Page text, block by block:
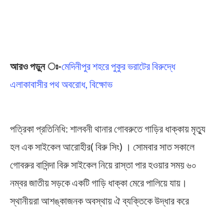
আরও পড়ুন ঃ-মেদিনীপুর শহরে পুকুর ভরাটের বিরুদ্ধে
এলাকাবাসীর পথ অবরোধ, বিক্ষোভ
পত্রিকা প্রতিনিধি: শালবনী থানার গোবরুতে গাড়ির ধাক্কায় মৃত্যু
হল এক সাইকেল আরোহীর( বিরু সিং) । সোমবার সাত সকালে
গোবরুর বাসিন্দা বিরু সাইকেল নিয়ে রাস্তা পার হওয়ার সময় ৬০
নম্বর জাতীয় সড়কে একটি গাড়ি ধাক্কা মেরে পালিয়ে যায়।
স্থানীয়রা আশঙ্কাজনক অবস্থায় ঐ ব্যক্তিকে উদ্ধার করে